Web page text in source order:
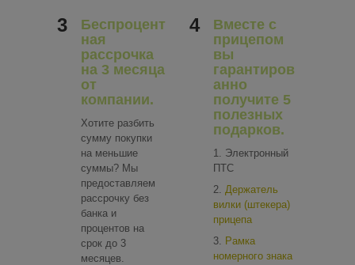
3
Беспроцент
ная
рассрочка
на 3 месяца
от
компании.
Хотите разбить
сумму покупки
на меньшие
суммы? Мы
предоставляем
рассрочку без
банка и
процентов на
срок до 3
месяцев.
4
Вместе с
прицепом
вы
гарантиров
анно
получите 5
полезных
подарков.
1. Электронный
ПТС
2. Держатель
вилки (штекера)
прицепа
3.
Рамка
номерного знака